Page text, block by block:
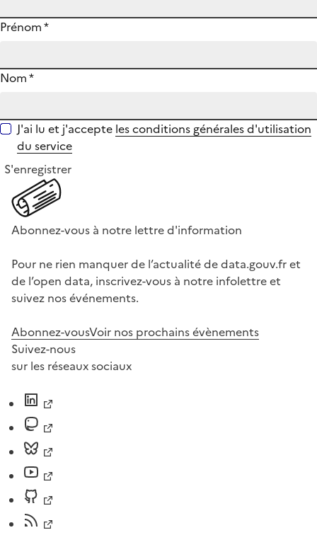
Prénom*
Nom*
J'ai lu et j'accepte les conditions générales d'utilisation
du service
S'enregistrer
Abonnez-vous à notre lettre d'information
Pour ne rien manquer de l’actualité de data.gouv.fr et
de l’open data, inscrivez-vous à notre infolettre et
suivez nos événements.
Abonnez-vousVoir nos prochains évènements
Suivez-nous
sur les réseaux sociaux